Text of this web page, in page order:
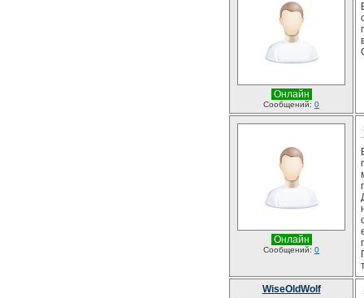
Онлайн
Сообщений: 0
Онлайн
Сообщений: 0
WiseOldWolf